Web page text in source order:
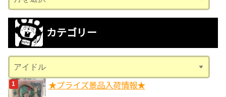
ー
カ
ブ
カテゴリー
カ
テ
ゴ
★プライズ景品入荷情報★